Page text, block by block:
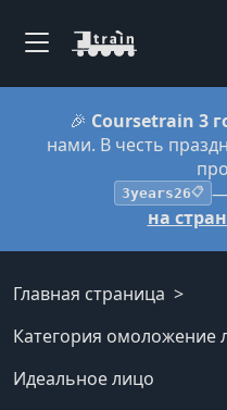
🎉 Coursetrain 3
нами. В честь
3years26📋 —
на
Главная страница
Категория омоложение
Идеальное лицо